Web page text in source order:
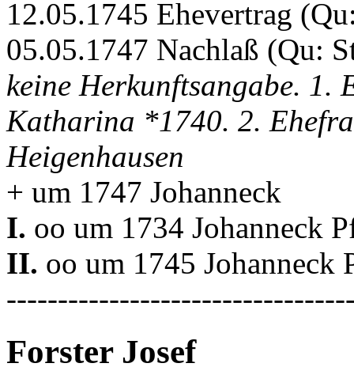
12.05.1745 Ehevertrag
05.05.1747 Nachlaß (Qu:
keine Herkunftsangabe. 1.
Katharina *1740. 2.
Heigenhausen
+ um 1747 Johanneck
I. oo um 1734 Johanneck
II. oo um 1745 Johanneck
Forster Josef